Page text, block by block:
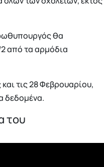
θα
2 από τα αρμόδια
τις 28 Φεβρουαρίου,
δεδομένα.
του